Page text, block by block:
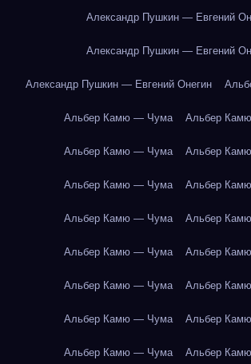
Александр Пушкин — Евгений
Александр Пушкин — Евгений
Александр Пушкин — Евгений Онегин
Альбер Камю — Чума Альбер
Альбер Камю — Чума Альбер
Альбер Камю — Чума Альбер
Альбер Камю — Чума Альбер
Альбер Камю — Чума Альбер
Альбер Камю — Чума Альбер
Альбер Камю — Чума Альбер
Альбер Камю — Чума Альбер